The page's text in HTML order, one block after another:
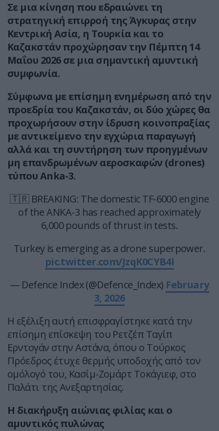
Σε μια κίνηση που εδραιώνει τη
στρατηγική επιρροή της Άγκυρας στην
Κεντρική Ασία, η Τουρκία και το
Καζακστάν προχώρησαν την Πέμπτη 14
Μαΐου 2026 σε μια σημαντική αμυντική
συμφωνία.
Σύμφωνα με επίσημη ενημέρωση από την
προεδρία του Καζακστάν, οι δύο χώρες θα
προχωρήσουν στην ίδρυση κοινοπραξίας
με αντικείμενο την εγχώρια παραγωγή
αλλά και τη συντήρηση των προηγμένων
μη επανδρωμένων αεροσκαφών (drones)
τύπου Anka-3.
🇹🇷 BREAKING: The domestic TF-6000 engine
of the ANKA-3 has reached approximately
6,000 pounds of thrust in tests.
Turkey is emerging as a drone superpower.
pic.twitter.com/JzqK0CYB4l
— Defence Index (@Defence_Index) February
3, 2026
Η εξέλιξη αυτή επισφραγίστηκε κατά την
επίσημη επίσκεψη του Ρετζέπ Ταγίπ
Ερντογάν στην Αστάνα, όπου ο Τούρκος
Πρόεδρος έτυχε θερμής υποδοχής από τον
ομόλογό του, Κασίμ-Ζομάρτ Τοκάγιεφ, στο
Παλάτι της Ανεξαρτησίας.
Η διακήρυξη αιώνιας φιλίας και ο
αμυντικός πυλώνας